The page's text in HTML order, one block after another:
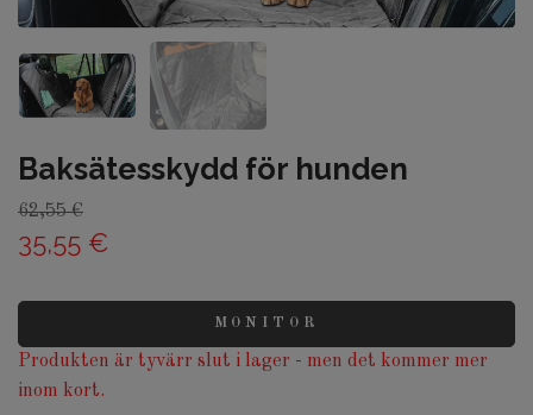
Baksätesskydd för hunden
62,55 €
35,55 €
MONITOR
Produkten är tyvärr slut i lager - men det kommer mer
inom kort.